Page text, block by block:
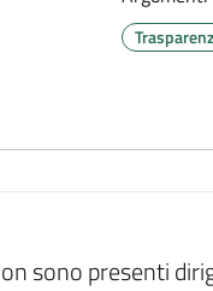
sono presenti